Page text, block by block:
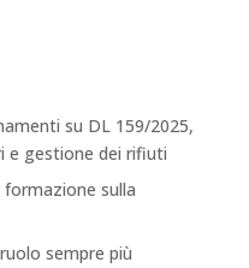
su DL 159/2025,
e gestione dei rifiuti
sulla
sempre più